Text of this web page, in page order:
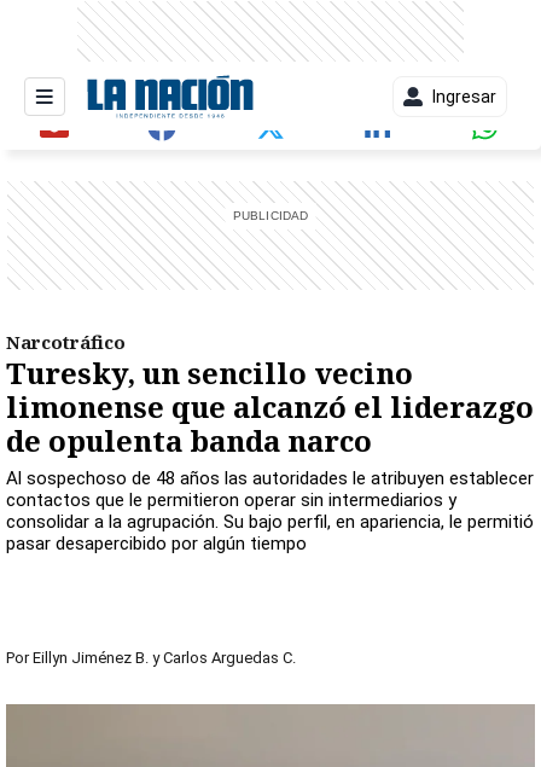
Ingresar
Narcotráfico
Turesky, un sencillo vecino
limonense que alcanzó el liderazgo
de opulenta banda narco
Al sospechoso de 48 años las autoridades le atribuyen establecer
contactos que le permitieron operar sin intermediarios y
consolidar a la agrupación. Su bajo perfil, en apariencia, le permitió
pasar desapercibido por algún tiempo
Por Eillyn Jiménez B. y Carlos Arguedas C.